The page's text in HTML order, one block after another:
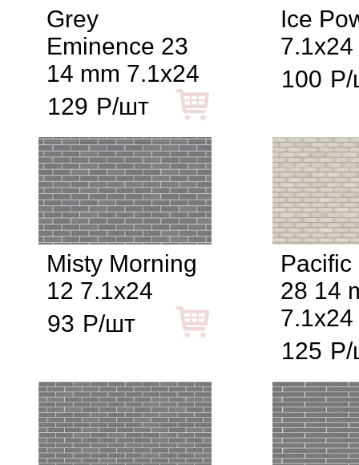
Grey
Eminence 23
14 mm 7.1x24
129 Р/шт
Ice
7.1x24
100 Р/
Misty Morning
12 7.1x24
93 Р/шт
Pacific
28 14
7.1x24
125 Р/